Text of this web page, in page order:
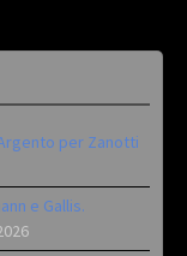
per Zanotti
e Gallis.